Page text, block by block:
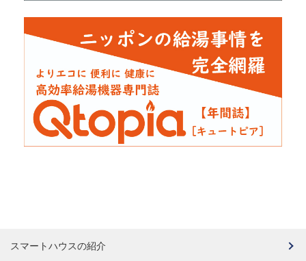
スマートハウスの紹介